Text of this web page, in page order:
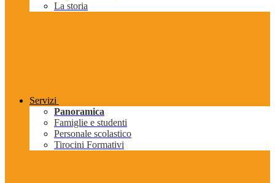
La storia
Servizi
Panoramica
Famiglie e studenti
Personale scolastico
Tirocini Formativi